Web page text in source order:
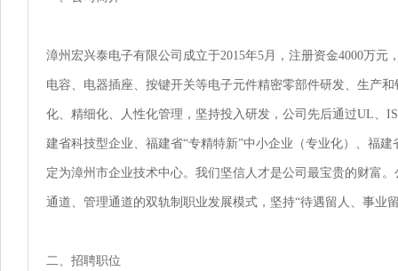
漳州宏兴泰电子有限公司成立于2015年5月，注册资金4000万
电容、电器插座、按键开关等电子元件精密零部件研发、生产
化、精细化、人性化管理，坚持投入研发，公司先后通过UL、
建省科技型企业、福建省“专精特新”中小企业（专业化）、福
定为漳州市企业技术中心。我们坚信人才是公司最宝贵的财富
通道、管理通道的双轨制职业发展模式，坚持“待遇留人、事业
二、招聘职位